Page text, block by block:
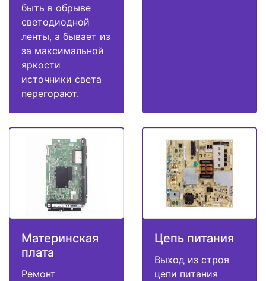
быть в обрыве
светодиодной
ленты, а бывает из
за максимальной
яркости
источники света
перегорают.
Материнская
плата
Ремонт
Цепь питания
Выход из строя
цепи питания